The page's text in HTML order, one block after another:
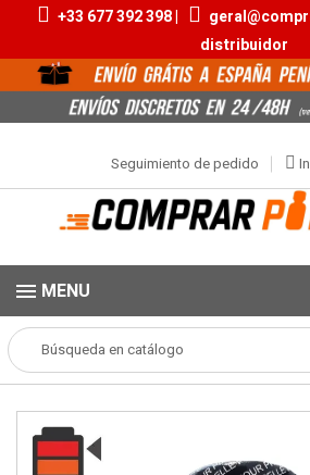
+33 677 392 398 |
distribuidor
Seguimiento de pedido
MENU
Popper Aromas Grandes